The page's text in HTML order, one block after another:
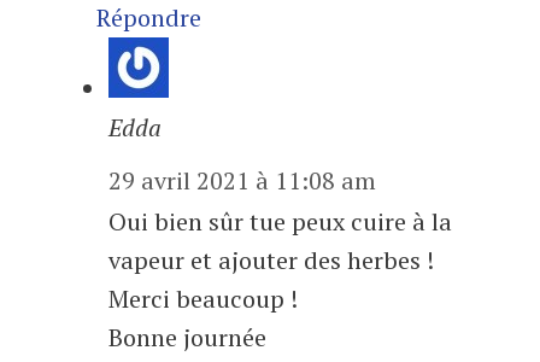
Répondre
Edda
29 avril 2021 à 11:08 am
Oui bien sûr tue peux cuire à la
vapeur et ajouter des herbes !
Merci beaucoup !
Bonne journée